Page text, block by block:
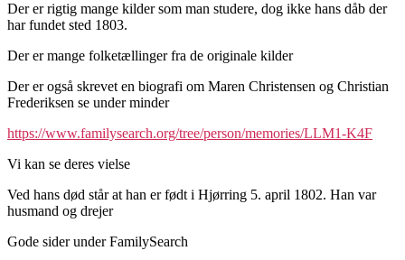
Der er rigtig mange kilder som man studere, dog ikke hans dåb der
har fundet sted 1803.
Der er mange folketællinger fra de originale kilder
Der er også skrevet en biografi om Maren Christensen og Christian
Frederiksen se under minder
https://www.familysearch.org/tree/person/memories/LLM1-K4F
Vi kan se deres vielse
Ved hans død står at han er født i Hjørring 5. april 1802. Han var
husmand og drejer
Gode sider under FamilySearch